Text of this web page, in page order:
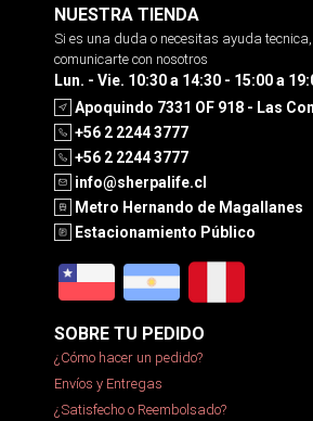
NUESTRA TIENDA
Si es una duda o necesitas ayuda
comunicarte con nosotros
Lun. - Vie. 10:30 a 14:30 - 15:00 a
Apoquindo 7331 OF 918 - Las
+56 2 2244 3777
+56 2 2244 3777
info@sherpalife.cl
Metro Hernando de Magallanes
Estacionamiento Público
SOBRE TU PEDIDO
¿Cómo hacer un pedido?
Envíos y Entregas
¿Satisfecho o Reembolsado?